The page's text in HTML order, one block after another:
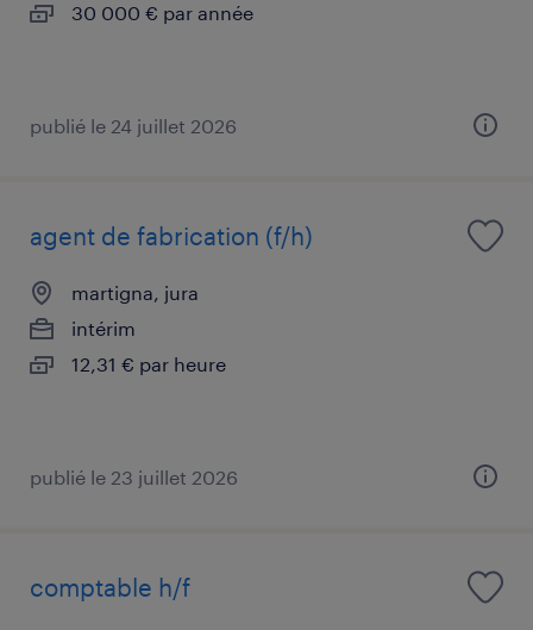
30 000 € par année
publié le 24 juillet 2026
agent de fabrication (f/h)
martigna, jura
intérim
12,31 € par heure
publié le 23 juillet 2026
comptable h/f